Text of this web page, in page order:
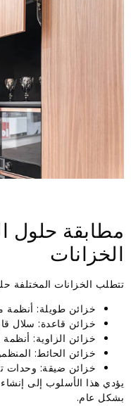
مطابقة حلول
الخزانات
تتطلب الخزانات المختلفة
خزائن طويلة:
خزائن قاعدة: سلال
خزائن الزاوية:
خزائن الحائط:
خزائن ضيقة: وحدات
يؤدي هذا الأسلوب إلى
بشكل عام.